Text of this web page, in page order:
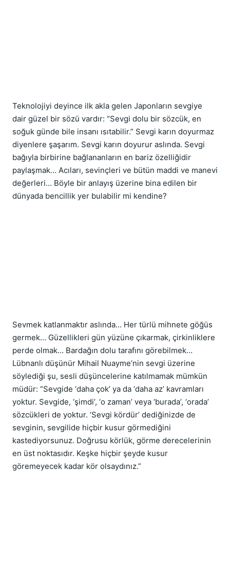
Teknolojiyi deyince ilk akla gelen Japonların sevgiye
dair güzel bir sözü vardır: “Sevgi dolu bir sözcük, en
soğuk günde bile insanı ısıtabilir.” Sevgi karın doyurmaz
diyenlere şaşarım. Sevgi karın doyurur aslında. Sevgi
bağıyla birbirine bağlananların en bariz özelliğidir
paylaşmak… Acıları, sevinçleri ve bütün maddi ve manevi
değerleri… Böyle bir anlayış üzerine bina edilen bir
dünyada bencillik yer bulabilir mi kendine?
Sevmek katlanmaktır aslında… Her türlü mihnete göğüs
germek… Güzellikleri gün yüzüne çıkarmak, çirkinliklere
perde olmak… Bardağın dolu tarafını görebilmek…
Lübnanlı düşünür Mihail Nuayme’nin sevgi üzerine
söylediği şu, sesli düşüncelerine katılmamak mümkün
müdür: “Sevgide ‘daha çok’ ya da ‘daha az’ kavramları
yoktur. Sevgide, ‘şimdi’, ‘o zaman’ veya ‘burada’, ‘orada’
sözcükleri de yoktur. ‘Sevgi kördür’ dediğinizde de
sevginin, sevgilide hiçbir kusur görmediğini
kastediyorsunuz. Doğrusu körlük, görme derecelerinin
en üst noktasıdır. Keşke hiçbir şeyde kusur
göremeyecek kadar kör olsaydınız.”